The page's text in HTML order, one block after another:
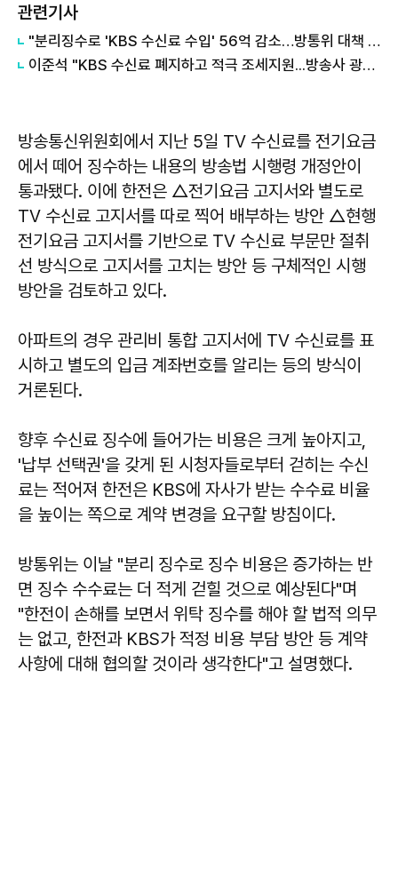
관련기사
"분리징수로 'KBS 수신료 수입' 56억 감소…방통위 대책 세워야"
이준석 "KBS 수신료 폐지하고 적극 조세지원...방송사 광고 규제도 걷어내야"
방송통신위원회에서 지난 5일 TV 수신료를 전기요금
에서 떼어 징수하는 내용의 방송법 시행령 개정안이
통과됐다. 이에 한전은 △전기요금 고지서와 별도로
TV 수신료 고지서를 따로 찍어 배부하는 방안 △현행
전기요금 고지서를 기반으로 TV 수신료 부문만 절취
선 방식으로 고지서를 고치는 방안 등 구체적인 시행
방안을 검토하고 있다.
아파트의 경우 관리비 통합 고지서에 TV 수신료를 표
시하고 별도의 입금 계좌번호를 알리는 등의 방식이
거론된다.
향후 수신료 징수에 들어가는 비용은 크게 높아지고,
'납부 선택권'을 갖게 된 시청자들로부터 걷히는 수신
료는 적어져 한전은 KBS에 자사가 받는 수수료 비율
을 높이는 쪽으로 계약 변경을 요구할 방침이다.
방통위는 이날 "분리 징수로 징수 비용은 증가하는 반
면 징수 수수료는 더 적게 걷힐 것으로 예상된다"며
"한전이 손해를 보면서 위탁 징수를 해야 할 법적 의무
는 없고, 한전과 KBS가 적정 비용 부담 방안 등 계약
사항에 대해 협의할 것이라 생각한다"고 설명했다.